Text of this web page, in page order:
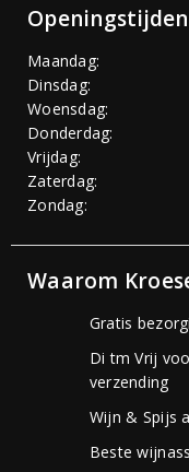
Openingstijden
Maandag:
Dinsdag:
Woensdag:
Donderdag:
Vrijdag:
Zaterdag:
Zondag:
Waarom
Gratis
Di tm Vrij
verzending
Wijn & Spijs
Beste